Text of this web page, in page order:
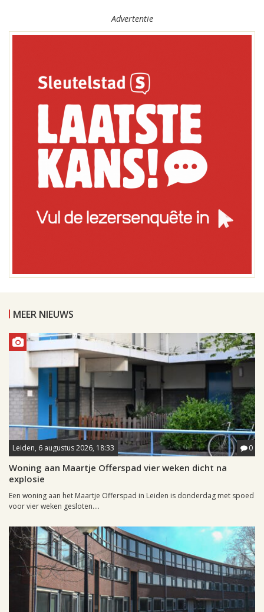
Advertentie
MEER NIEUWS
Leiden, 6 augustus 2026, 18:33 0
Woning aan Maartje Offerspad vier weken dicht na
explosie
Een woning aan het Maartje Offerspad in Leiden is donderdag met spoed
voor vier weken gesloten....